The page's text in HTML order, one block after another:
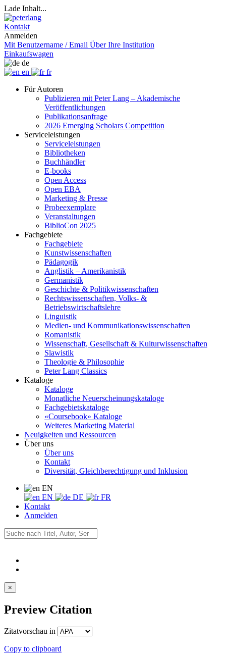
Lade Inhalt...
Kontakt
Anmelden
Mit Benutzername / Email Über Ihre Institution
Einkaufswagen
de
en
fr
Für Autoren
Publizieren mit Peter Lang – Akademische
Veröffentlichungen
Publikationsanfrage
2026 Emerging Scholars Competition
Serviceleistungen
Serviceleistungen
Bibliotheken
Buchhändler
E-books
Open Access
Open EBA
Marketing & Presse
Probeexemplare
Veranstaltungen
BiblioCon 2025
Fachgebiete
Fachgebiete
Kunstwissenschaften
Pädagogik
Anglistik – Amerikanistik
Germanistik
Geschichte & Politikwissenschaften
Rechtswissenschaften, Volks- &
Betriebswirtschaftslehre
Linguistik
Medien- und Kommunikationswissenschaften
Romanistik
Wissenschaft, Gesellschaft & Kulturwissenschaften
Slawistik
Theologie & Philosophie
Peter Lang Classics
Kataloge
Kataloge
Monatliche Neuerscheinungskataloge
Fachgebietskataloge
«Coursebook» Kataloge
Weiteres Marketing Material
Neuigkeiten und Ressourcen
Über uns
Über uns
Kontakt
Diversität, Gleichberechtigung und Inklusion
EN
EN
DE
FR
Kontakt
Anmelden
×
Preview Citation
Zitatvorschau in
Copy to clipboard